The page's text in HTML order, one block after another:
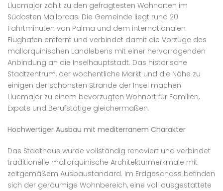
Llucmajor zählt zu den gefragtesten Wohnorten im
Südosten Mallorcas. Die Gemeinde liegt rund 20
Fahrtminuten von Palma und dem internationalen
Flughafen entfernt und verbindet damit die Vorzüge des
mallorquinischen Landlebens mit einer hervorragenden
Anbindung an die Inselhauptstadt. Das historische
Stadtzentrum, der wöchentliche Markt und die Nähe zu
einigen der schönsten Strände der Insel machen
Llucmajor zu einem bevorzugten Wohnort für Familien,
Expats und Berufstätige gleichermaßen.
Hochwertiger Ausbau mit mediterranem Charakter
Das Stadthaus wurde vollständig renoviert und verbindet
traditionelle mallorquinische Architekturmerkmale mit
zeitgemäßem Ausbaustandard. Im Erdgeschoss befinden
sich der geräumige Wohnbereich, eine voll ausgestattete